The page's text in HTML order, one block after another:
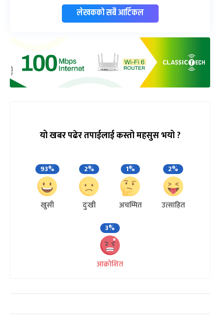
लेखकको सबै आर्टिकल
यो खबर पढेर तपाईलाई कस्तो महसुस भयो ?
93%
खुसी
2%
दुःखी
1%
अचम्मित
2%
उत्साहित
3%
आक्रोशित